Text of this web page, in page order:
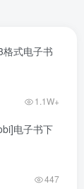
式电子书
1.1W+
电子书下
447